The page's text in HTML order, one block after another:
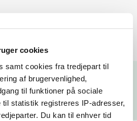
cookies
samt cookies fra tredjepart til
af brugervenlighed,
til funktioner på sociale
statistik registreres IP-adresser,
Du kan til enhver tid
og virksomhedernes seneste
Søg
by, firmanavn